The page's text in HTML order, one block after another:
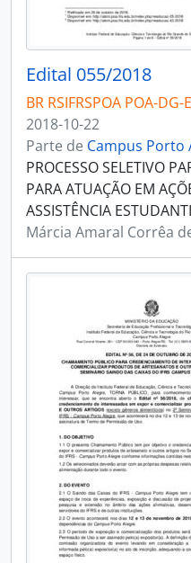
Edital 055/2018
BR RSIFRSPOA POA-
2018-10-22
Parte de Campus Porto
PROCESSO SELETIVO
PARA ATUAÇÃO EM
ASSISTÊNCIA
Márcia Amaral Corrêa